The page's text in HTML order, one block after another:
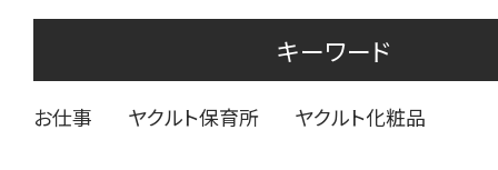
キーワード
お仕事 ヤクルト保育所 ヤクルト化粧品